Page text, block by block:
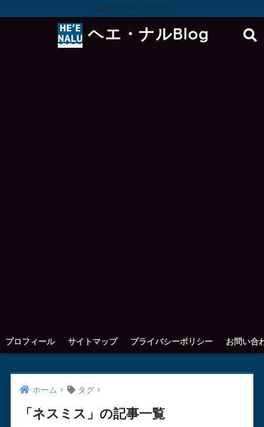
スポンサーリンク
ヘエ・ナルBlog
プロフィール サイトマップ プライバシーポリシー お問い合
ホーム タグ
「ネスミス」の記事一覧